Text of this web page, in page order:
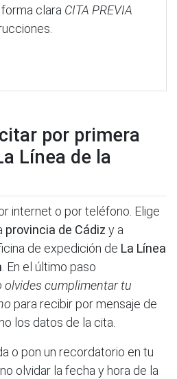
clara CITA PREVIA
por primera
Línea de la
internet o por teléfono. Elige
provincia de Cádiz y a
de expedición de La Línea
. En el último paso
olvides cumplimentar tu
para recibir por mensaje de
los datos de la cita.
o pon un recordatorio en tu
olvidar la fecha y hora de la